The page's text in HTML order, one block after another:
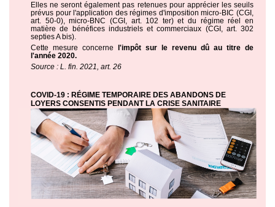
Elles ne seront également pas retenues pour apprécier les seuils
prévus pour l'application des régimes d'imposition micro-BIC (CGI,
art. 50-0), micro-BNC (CGI, art. 102 ter) et du régime réel en
matière de bénéfices industriels et commerciaux (CGI, art. 302
septies A bis).
Cette mesure concerne
l'impôt sur le revenu dû au titre de
l'année 2020.
Source : L. fin. 2021, art. 26
COVID-19 : RÉGIME TEMPORAIRE DES ABANDONS DE
LOYERS CONSENTIS PENDANT LA CRISE SANITAIRE